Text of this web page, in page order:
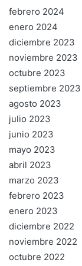
febrero 2024
enero 2024
diciembre 2023
noviembre 2023
octubre 2023
septiembre 2023
agosto 2023
julio 2023
junio 2023
mayo 2023
abril 2023
marzo 2023
febrero 2023
enero 2023
diciembre 2022
noviembre 2022
octubre 2022